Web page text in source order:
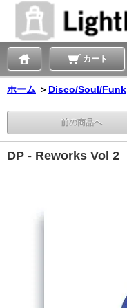
カート
ホーム ＞ Disco/Soul/Funk
前の商品へ
DP - Reworks Vol 2